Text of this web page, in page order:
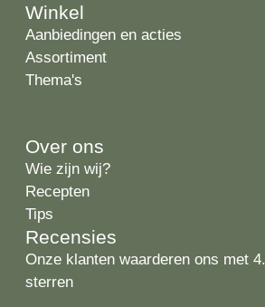
Winkel
Aanbiedingen en acties
Assortiment
Thema's
Over ons
Wie zijn wij?
Recepten
Tips
Recensies
Onze klanten waarderen ons met
sterren